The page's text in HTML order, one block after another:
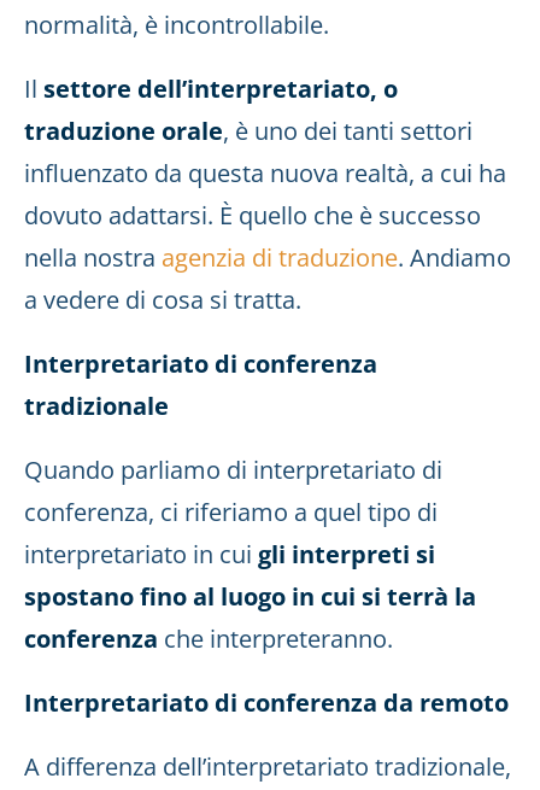
normalità, è incontrollabile.
Il settore dell’interpretariato, o
traduzione orale, è uno dei tanti settori
influenzato da questa nuova realtà, a cui ha
dovuto adattarsi. È quello che è successo
nella nostra agenzia di traduzione. Andiamo
a vedere di cosa si tratta.
Interpretariato di conferenza
tradizionale
Quando parliamo di interpretariato di
conferenza, ci riferiamo a quel tipo di
interpretariato in cui gli interpreti si
spostano fino al luogo in cui si terrà la
conferenza che interpreteranno.
Interpretariato di conferenza da remoto
A differenza dell’interpretariato tradizionale,